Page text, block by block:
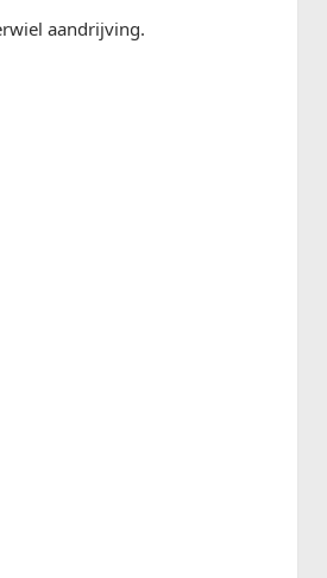
aandrijving.